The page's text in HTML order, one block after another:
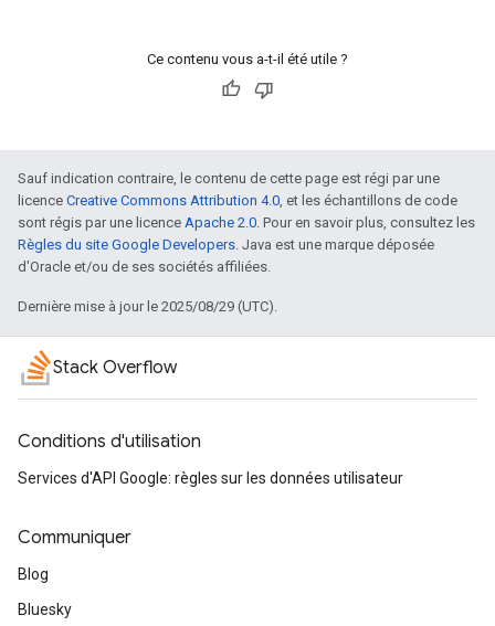
Ce contenu vous a-t-il été utile ?
Sauf indication contraire, le contenu de cette page est régi par une
licence Creative Commons Attribution 4.0, et les échantillons de code
sont régis par une licence Apache 2.0. Pour en savoir plus, consultez les
Règles du site Google Developers. Java est une marque déposée
d'Oracle et/ou de ses sociétés affiliées.
Dernière mise à jour le 2025/08/29 (UTC).
Stack Overflow
Conditions d'utilisation
Services d'API Google: règles sur les données utilisateur
Communiquer
Blog
Bluesky